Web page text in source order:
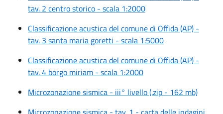
tav. 2 centro storico - scala 1:2000
Classificazione acustica del comune di Offida (AP) -
tav. 3 santa maria goretti - scala 1:5000
Classificazione acustica del comune di Offida (AP) -
tav. 4 borgo miriam - scala 1:2000
Microzonazione sismica - iii° livello (.zip - 162 mb)